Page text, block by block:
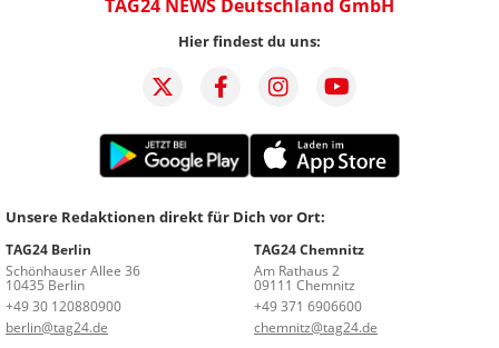
TAG24 NEWS Deutschland GmbH
Hier findest du uns:
Unsere Redaktionen direkt für Dich vor Ort:
TAG24 Berlin
Schönhauser Allee 36
10435 Berlin
+49 30 120880900
berlin@tag24.de
TAG24 Chemnitz
Am Rathaus 2
09111 Chemnitz
+49 371 6906600
chemnitz@tag24.de